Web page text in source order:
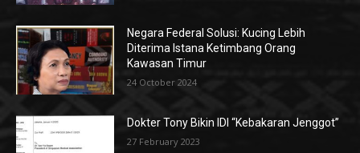
Negara Federal Solusi: Kucing Lebih
Diterima Istana Ketimbang Orang
Kawasan Timur
24 October 2024
Dokter Tony Bikin IDI “Kebakaran Jenggot”
27 February 2023